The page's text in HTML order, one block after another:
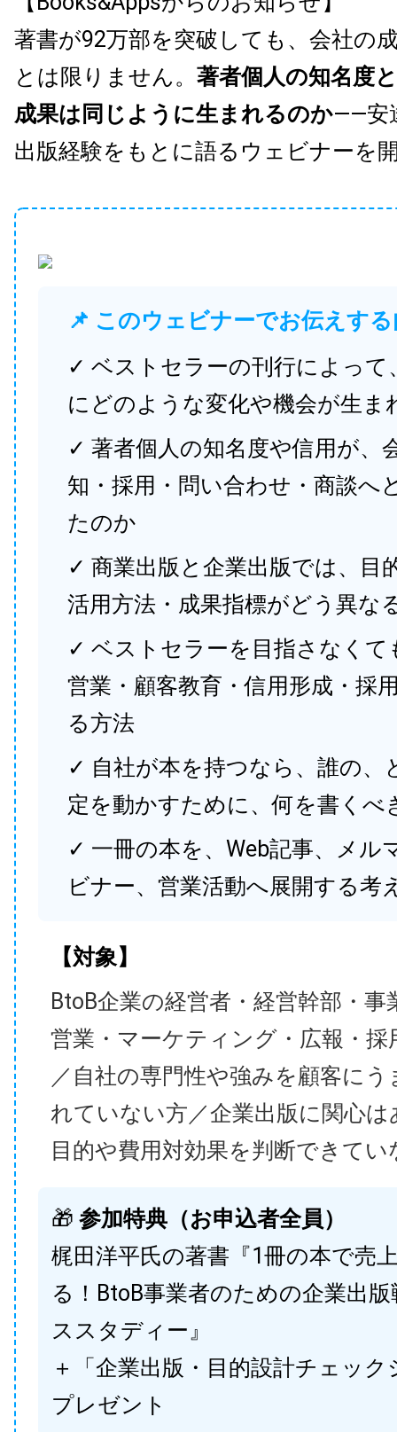
著書が92万部を突破しても、会社の
とは限りません。 著者個人の知名度
成果は同じように生まれるのか——安
出版経験をもとに語るウェビナーを
📌 このウェビナーでお伝えす
✓ ベストセラーの刊行によって
にどのような変化や機会が生ま
✓ 著者個人の知名度や信用が、
知・採用・問い合わせ・商談へ
たのか
✓ 商業出版と企業出版では、目
活用方法・成果指標がどう異な
✓ ベストセラーを目指さなくて
営業・顧客教育・信用形成・採
る方法
✓ 自社が本を持つなら、誰の、
定を動かすために、何を書くべ
✓ 一冊の本を、Web記事、メル
ビナー、営業活動へ展開する考
【対象】
BtoB企業の経営者・経営幹部・事
営業・マーケティング・広報・採
／自社の専門性や強みを顧客に
れていない方／企業出版に関心
目的や費用対効果を判断できてい
🎁 参加特典（お申込者全員）
梶田洋平氏の著書『1冊の本で売
る！BtoB事業者のための企業出
ススタディー』
＋「企業出版・目的設計チェック
プレゼント